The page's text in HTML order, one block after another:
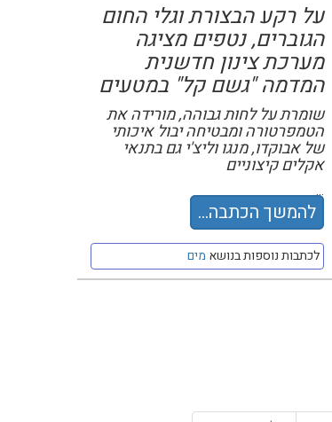
על רקע הבצורת וגלי החום
הגוברים, נטפים מציגה
מערכת צינון חדשנית
המדמה "גשם קל" במטעים
שומרת על לחות גבוהה, מורידה את
הטמפרטורה ומבטיחה יבול איכותי
של אבוקדו, מנגו וליצ'י גם בתנאי
אקלים קיצוניים
...
להמשך הכתבה...
לכתבות נוספות בנושא מים